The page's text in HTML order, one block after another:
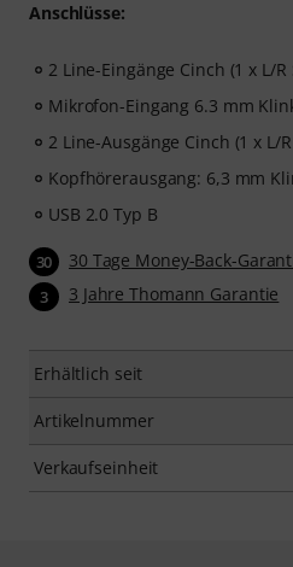
Anschlüsse:
2 Line-Eingänge Cinch (1 x L/R
Mikrofon-Eingang 6.3 mm
2 Line-Ausgänge Cinch (1 x L/
Kopfhörerausgang: 6,3 mm
USB 2.0 Typ B
30 30 Tage Money-Back-
3 3 Jahre Thomann Garantie
Erhältlich seit
Artikelnummer
Verkaufseinheit